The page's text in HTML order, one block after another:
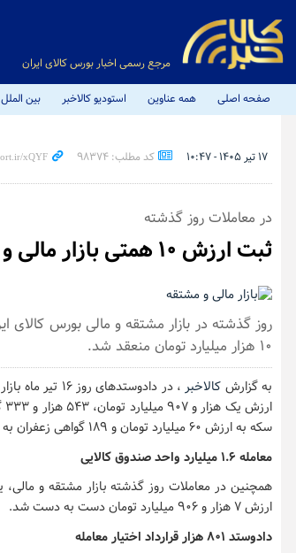
مرجع رسمی اخبار بورس کالای ایران
صفحه اصلی همه عناوین استودیو کالاخبر بین الملل
۱۷ تیر ۱۴۰۵ - ۱۰:۴۷ کد مطلب: 98374
در معاملات روز گذشته
ثبت ارزش ۱۰ همتی بازار مالی و مشتقه بورس کالا
۱۰ هزار میلیارد تومان منعقد شد.
به گزارش کالاخبر
سکه به ارزش ۶۰ میلیارد تومان و ۱۸۹ گواهی زعفران به ارزش ۵۰ میلیارد تومان فروخته شد.
معامله ۱.۶ میلیارد واحد صندوق کالایی
ارزش ۷ هزار و ۹۰۶ میلیارد تومان دست به دست شد.
دادوستد ۸۰۱ هزار قرارداد اختیار معامله